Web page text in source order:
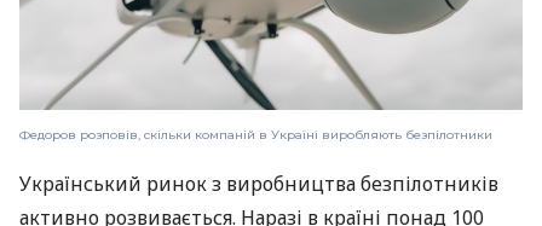
Федоров розповів, скільки компаній в Україні виробляють безпілотники
Український ринок з виробництва безпілотників
активно розвивається. Наразі в країні понад 100